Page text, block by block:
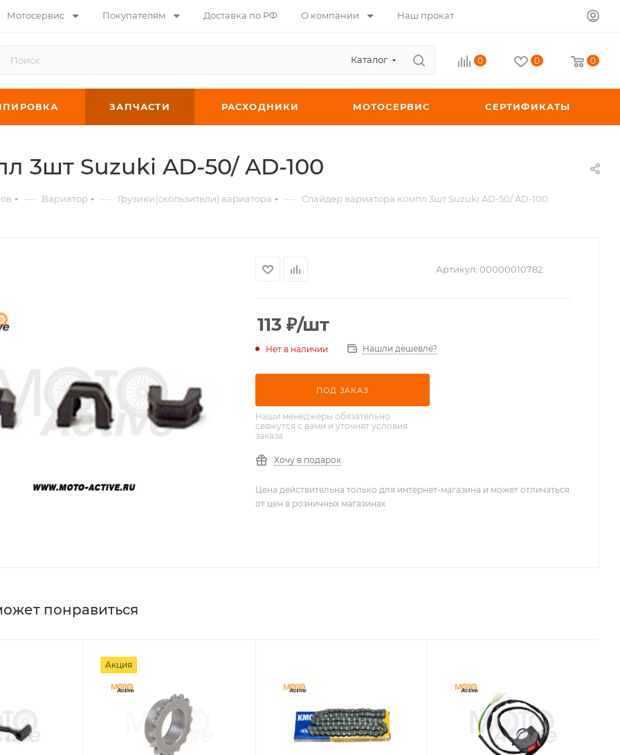
Мотосервис Покупателям Доставка по РФ О компании Наш прокат
Каталог 0 0 0
ЗАПЧАСТИ РАСХОДНИКИ МОТОСЕРВИС СЕРТИФИКАТЫ
3шт Suzuki AD-50/ AD-100
— Вариатор — Грузики(скользители) вариатора — Слайдер вариатора компл 3шт Suzuki AD-50/ AD-100
Артикул: 00000010782
113 ₽/шт
Нет в наличии Нашли дешевле?
ПОД ЗАКАЗ
Наши менеджеры обязательно
свяжутся с вами и уточнят условия
заказа
Хочу в подарок
Цена действительна только для интернет-магазина и может отличаться
от цен в розничных магазинах
понравиться
Акция